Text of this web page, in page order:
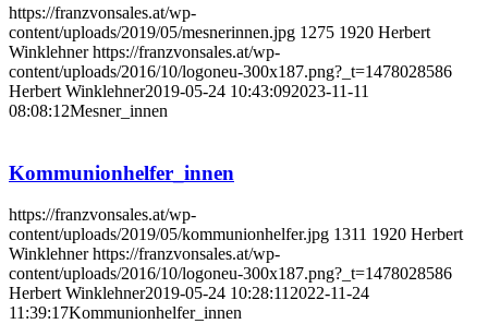
https://franzvonsales.at/wp-
content/uploads/2019/05/mesnerinnen.jpg 1275 1920 Herbert
Winklehner https://franzvonsales.at/wp-
content/uploads/2016/10/logoneu-300x187.png?_t=1478028586
Herbert Winklehner2019-05-24 10:43:092023-11-11
08:08:12Mesner_innen
Kommunionhelfer_innen
https://franzvonsales.at/wp-
content/uploads/2019/05/kommunionhelfer.jpg 1311 1920 Herbert
Winklehner https://franzvonsales.at/wp-
content/uploads/2016/10/logoneu-300x187.png?_t=1478028586
Herbert Winklehner2019-05-24 10:28:112022-11-24
11:39:17Kommunionhelfer_innen